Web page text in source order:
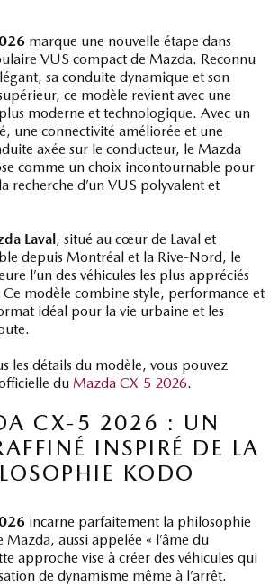
marque une nouvelle étape dans
VUS compact de Mazda. Reconnu
sa conduite dynamique et son
ce modèle revient avec une
moderne et technologique. Avec un
une connectivité améliorée et une
axée sur le conducteur, le Mazda
comme un choix incontournable pour
recherche d’un VUS polyvalent et
Laval, situé au cœur de Laval et
depuis Montréal et la Rive-Nord, le
l’un des véhicules les plus appréciés
modèle combine style, performance et
idéal pour la vie urbaine et les
les détails du modèle, vous pouvez
du Mazda CX-5 2026.
CX-5 2026 : UN
INSPIRÉ DE LA
KODO
incarne parfaitement la philosophie
Mazda, aussi appelée « l’âme du
approche vise à créer des véhicules qui
de dynamisme même à l’arrêt.